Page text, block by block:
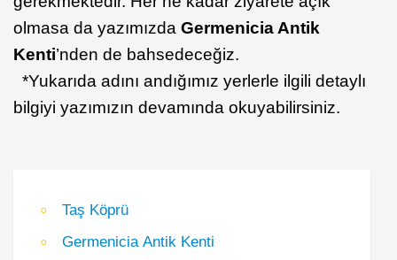
olmasa da yazımızda Germenicia Antik
Kenti’nden de bahsedeceğiz.
*Yukarıda adını andığımız yerlerle ilgili detaylı
bilgiyi yazımızın devamında okuyabilirsiniz.
Taş Köprü
Germenicia Antik Kenti